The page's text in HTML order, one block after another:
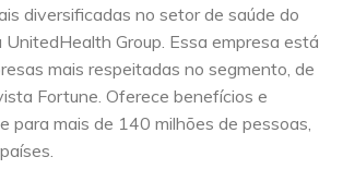
diversificadas no setor de saúde do
UnitedHealth Group. Essa empresa está
mais respeitadas no segmento, de
Fortune. Oferece benefícios e
para mais de 140 milhões de pessoas,